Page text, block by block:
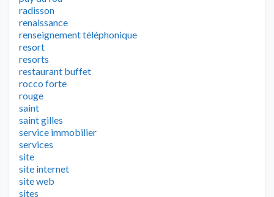
radisson
renaissance
renseignement téléphonique
resort
resorts
restaurant buffet
rocco forte
rouge
saint
saint gilles
service immobilier
services
site
site internet
site web
sites